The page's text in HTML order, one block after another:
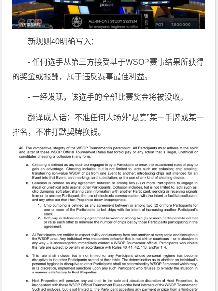
新规则40明确写入：
- 任何选手从第三方接受基于WSOP赛事结果所获得
的奖金或报酬，属于违反赛事最佳利益。
- 一经发现，该选手的全部比赛奖金将被没收。
翻译成人话：不准任何人场外“悬赏”某一手牌或某一
排名，不准打默契牌换钱。